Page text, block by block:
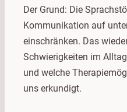
Der Grund: Die
Kommunikation auf
einschränken. Das
Schwierigkeiten im
und welche
uns erkundigt.